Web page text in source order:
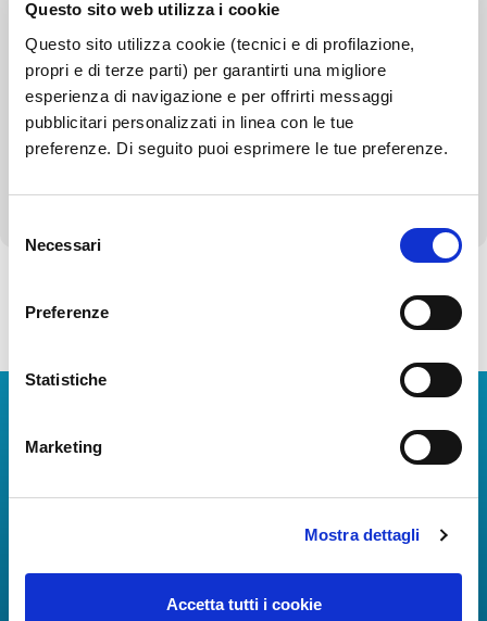
Questo sito web utilizza i cookie
Questo sito utilizza cookie (tecnici e di profilazione,
propri e di terze parti) per garantirti una migliore
esperienza di navigazione e per offrirti messaggi
pubblicitari personalizzati in linea con le tue
preferenze. Di seguito puoi esprimere le tue preferenze.
delNecessari
Preferenze
Statistiche
Marketing
Mostra dettagli
Accetta tutti i cookie
Beni immobili e gestione patrimonio
Controlli e rilievi sull'amministrazione
Servizi erogati
The Guide to Naples International Airport Services!
Real-time information on flights, all services and
Airport even more engaging and complete.